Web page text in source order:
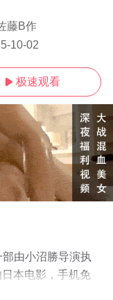
藤B作
10-02
 极速观看
由小沼勝导演执
本电影，手机免
辰影视，更多相